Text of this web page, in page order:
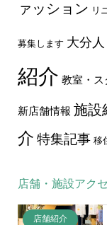
ァッション リ
募集します 大分人
紹介 教室・ス
新店舗情報 施設
介 特集記事 移
店舗・施設アク
店舗紹介